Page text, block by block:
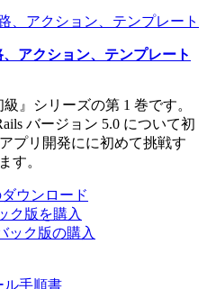
アクション、テンプレート
』シリーズの第 1 巻です。
バージョン 5.0 について初
プリ開発にに初めて挑戦す
す。
ウンロード
ク版を購入
ック版の購入